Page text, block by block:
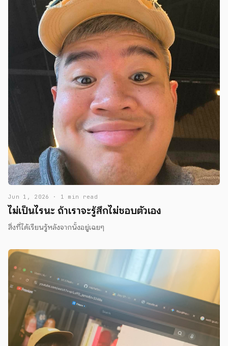
Jun 1, 2026 · 1 min read
ไม่เป็นไรนะ ถ้าเราจะรู้สึกไม่ชอบตัวเอง
สิ่งที่ได้เรียนรู้หลังจากนั้งอยู่เฉยๆ